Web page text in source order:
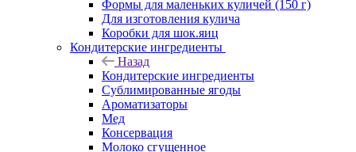
Формы для маленьких куличей (150 г)
Для изготовления кулича
Коробки для шок.яиц
Кондитерские ингредиенты
Назад
Кондитерские ингредиенты
Сублимированные ягоды
Ароматизаторы
Мед
Консервация
Молоко сгущенное